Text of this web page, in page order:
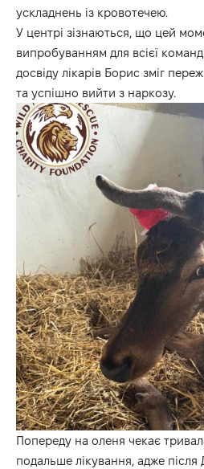
ускладнень із кровотечею.
У центрі зізнаються, що цей
випробуванням для всієї
досвіду лікарів Борис зміг
та успішно вийти з наркозу.
Попереду на оленя чекає
подальше лікування, адже після